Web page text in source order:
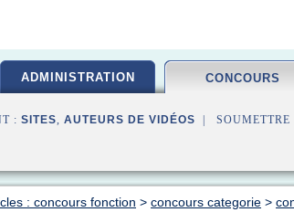
ADMINISTRATION CONCOURS
: SITES, AUTEURS DE VIDÉOS | SOUMETTRE
: concours fonction > concours categorie >